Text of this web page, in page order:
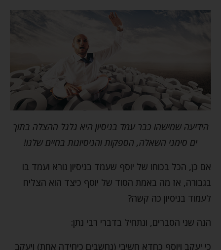
הידיעה שמישהו כבר עמד בניסיון היא גלגל ההצלה בתוך
ים סימני השאלה, הספקות והניסיונות בחיים שלנו!
אם כן, הכל בכוחו של יוסף שעמד בניסיון נורא ועמד בו
בגבורה, אז מה באמת הסוד של יוסף כיצד הוא הצליח
לעמוד בניסיון כה קשה?
הנה שני הסברים, ונתחיל בדברי רבי נתן:
כי יעקב ויוסף כחדא חשיבי (נחשבים כיחידה אחת) ויעקב